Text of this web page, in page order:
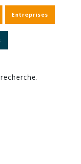
Entreprises